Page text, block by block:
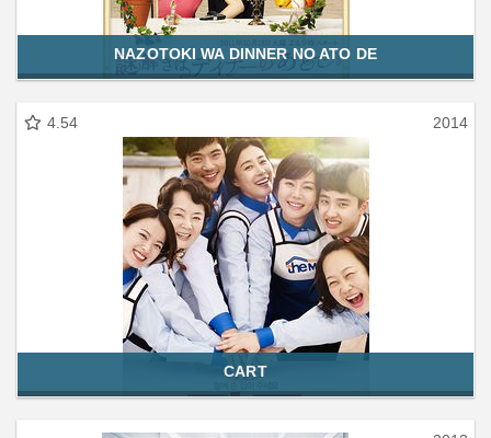
NAZOTOKI WA DINNER NO ATO DE
4.54 2014
CART